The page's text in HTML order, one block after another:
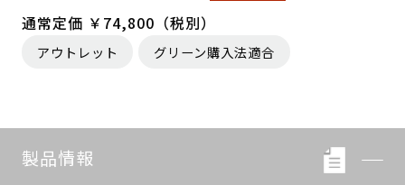
通常定価 ￥74,800（税別）
アウトレット グリーン購入法適合
製品情報